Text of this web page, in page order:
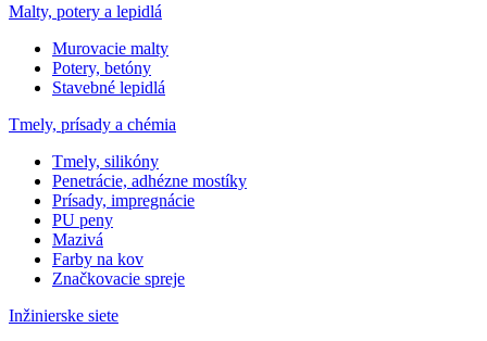
Malty, potery a lepidlá
Murovacie malty
Potery, betóny
Stavebné lepidlá
Tmely, prísady a chémia
Tmely, silikóny
Penetrácie, adhézne mostíky
Prísady, impregnácie
PU peny
Mazivá
Farby na kov
Značkovacie spreje
Inžinierske siete